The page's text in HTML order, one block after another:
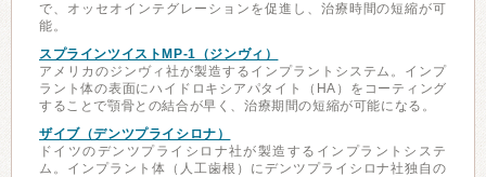
で、オッセオインテグレーションを促進し、治療時間の短縮が可
能。
スプラインツイストMP-1（ジンヴィ）
アメリカのジンヴィ社が製造するインプラントシステム。インプ
ラント体の表面にハイドロキシアパタイト（HA）をコーティング
することで顎骨との結合が早く、治療期間の短縮が可能になる。
ザイブ（デンツプライシロナ）
ドイツのデンツプライシロナ社が製造するインプラントシステ
ム。インプラント体（人工歯根）にデンツプライシロナ社独自の